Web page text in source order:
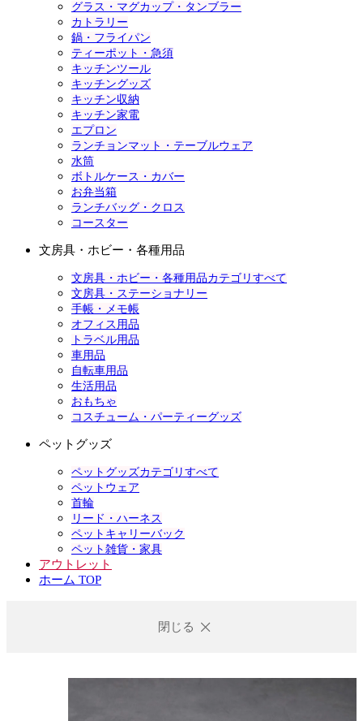
グラス・マグカップ・タンブラー
カトラリー
鍋・フライパン
ティーポット・急須
キッチンツール
キッチングッズ
キッチン収納
キッチン家電
エプロン
ランチョンマット・テーブルウェア
水筒
ボトルケース・カバー
お弁当箱
ランチバッグ・クロス
コースター
文房具・ホビー・各種用品
文房具・ホビー・各種用品カテゴリすべて
文房具・ステーショナリー
手帳・メモ帳
オフィス用品
トラベル用品
車用品
自転車用品
生活用品
おもちゃ
コスチューム・パーティーグッズ
ペットグッズ
ペットグッズカテゴリすべて
ペットウェア
首輪
リード・ハーネス
ペットキャリーバック
ペット雑貨・家具
アウトレット
ホーム TOP
閉じる